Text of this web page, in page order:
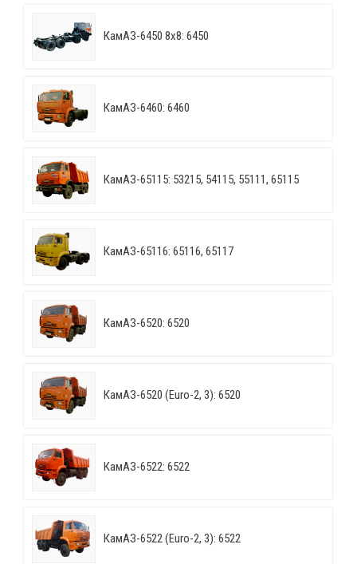
КамАЗ-6450 8х8: 6450
КамАЗ-6460: 6460
КамАЗ-65115: 53215, 54115, 55111, 65115
КамАЗ-65116: 65116, 65117
КамАЗ-6520: 6520
КамАЗ-6520 (Euro-2, 3): 6520
КамАЗ-6522: 6522
КамАЗ-6522 (Euro-2, 3): 6522